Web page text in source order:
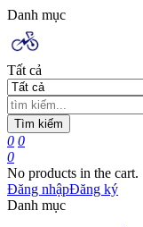
Danh mục
Tất cả
Tìm kiếm
0 0
0
No products in the cart.
Đăng nhậpĐăng ký
Danh mục